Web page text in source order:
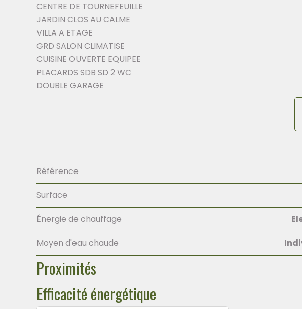
CENTRE DE TOURNEFEUILLE
JARDIN CLOS AU CALME
VILLA A ETAGE
GRD SALON CLIMATISE
CUISINE OUVERTE EQUIPEE
PLACARDS SDB SD 2 WC
DOUBLE GARAGE
Référence
Surface
Énergie de chauffage
Moyen d'eau chaude
Proximités
Efficacité énergétique